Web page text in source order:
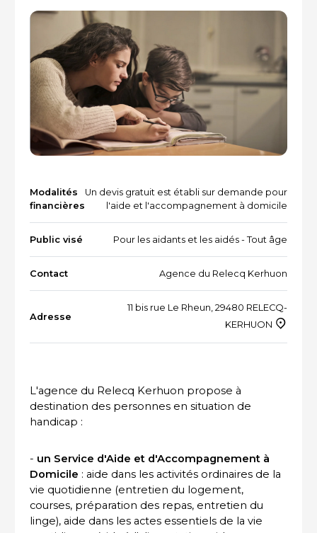
Dispositifs aidants/aidés
QUI SOMMES-NOUS ?
L'équipe
Le Comité des parties prenantes
Les partenaires
Les évènements
RESSOURCES
Modalités
financières
Un devis gratuit est établi sur demande pour
l'aide et l'accompagnement à domicile
Public visé Pour les aidants et les aidés - Tout âge
Contact Agence du Relecq Kerhuon
Adresse
11 bis rue Le Rheun, 29480 RELECQ-
KERHUON
L'agence du Relecq Kerhuon propose à
destination des personnes en situation de
handicap :
- un Service d'Aide et d'Accompagnement à
Domicile : aide dans les activités ordinaires de la
vie quotidienne (entretien du logement,
courses, préparation des repas, entretien du
linge), aide dans les actes essentiels de la vie